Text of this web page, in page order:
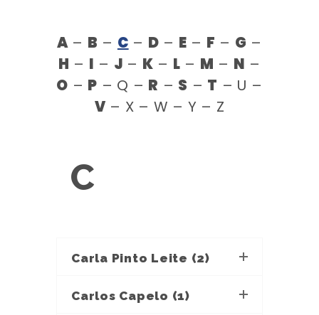
A– B – C – D – E – F – G –
H – I – J – K – L – M – N –
O – P – Q – R – S – T – U –
V – X – W – Y – Z
C
Carla Pinto Leite (2)
Carlos Capelo (1)